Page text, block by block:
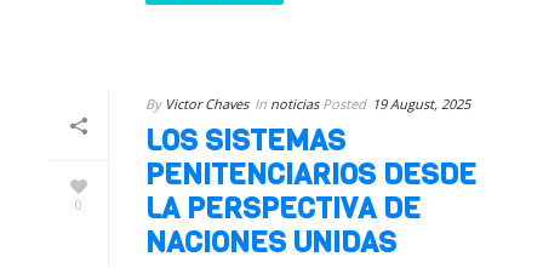
0
By Victor Chaves In noticiasPosted 19 August, 2025
LOS SISTEMAS
PENITENCIARIOS DESDE
LA PERSPECTIVA DE
NACIONES UNIDAS